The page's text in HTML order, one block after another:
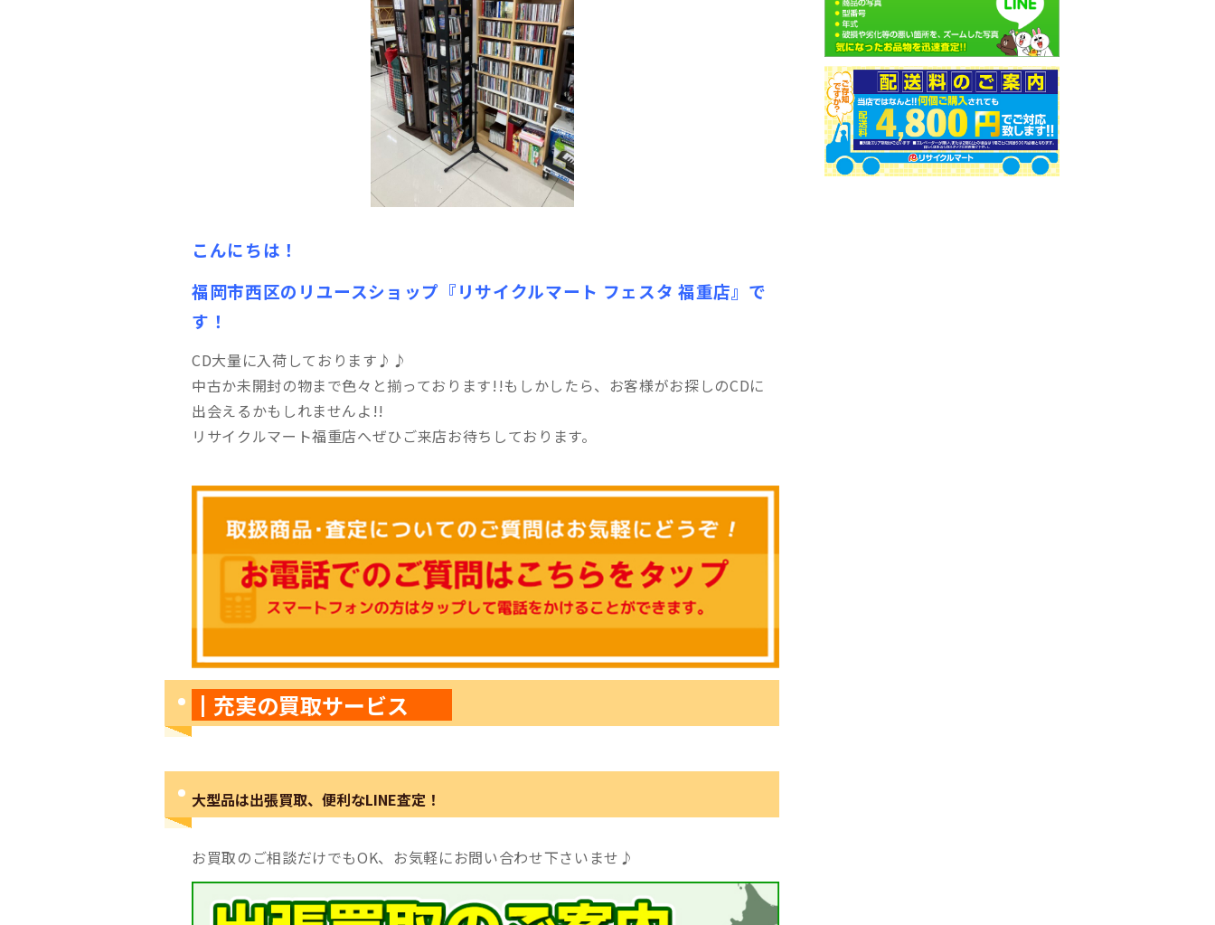
こんにちは！
福岡市西区のリユースショップ『リサイクルマート フェスタ 福重店』で
す！
CD大量に入荷しております♪♪
中古か未開封の物まで色々と揃っております!!もしかしたら、お客様がお探しのCDに
出会えるかもしれませんよ!!
リサイクルマート福重店へぜひご来店お待ちしております。
┃充実の買取サービス
大型品は出張買取、便利なLINE査定！
お買取のご相談だけでもOK、お気軽にお問い合わせ下さいませ♪